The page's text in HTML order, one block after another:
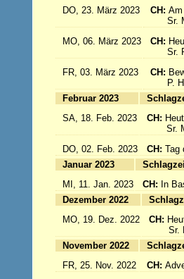
DO, 23. März 2023
CH:
Sr.
MO, 06. März 2023
CH:
Sr.
FR, 03. März 2023
CH:
P.
Februar 2023
SA, 18. Feb. 2023
CH:
Sr.
DO, 02. Feb. 2023
CH: Tag
Januar 2023
MI, 11. Jan. 2023
CH: In
Dezember 2022
MO, 19. Dez. 2022
CH:
Sr.
November 2022
FR, 25. Nov. 2022
CH: